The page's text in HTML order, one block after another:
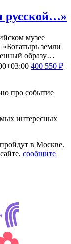
русской…»
музее
«Богатырь земли
образу…
400 550 ₽
про событие
интересных
в Москве.
сообщите